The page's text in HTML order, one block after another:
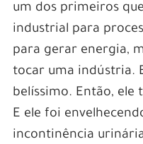
um dos primeiros
industrial para
para gerar energia,
tocar uma indústria.
belíssimo. Então, ele
E ele foi
incontinência